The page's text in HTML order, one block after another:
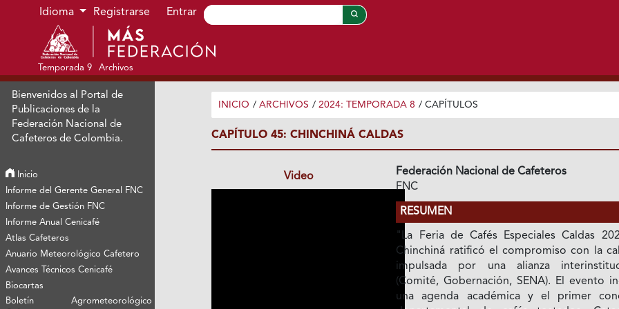
Ir al menú de navegación principal
Ir al contenido principal
Ir al pie de página del sitio
Idioma Registrarse Entrar
Temporada 9 Archivos
Bienvenidos al Portal de
Publicaciones de la
Federación Nacional de
Cafeteros de Colombia.
Inicio
Informe del Gerente General FNC
Informe de Gestión FNC
Informe Anual Cenicafé
Atlas Cafeteros
Anuario Meteorológico Cafetero
Avances Técnicos Cenicafé
Biocartas
Boletín Agrometeorológico
INICIO / ARCHIVOS / 2024: TEMPORADA 8 / CAPÍTULOS
CAPÍTULO 45: CHINCHINÁ CALDAS
Video
Federación Nacional de Cafeteros
FNC
RESUMEN
"La Feria de Cafés Especiales Caldas
Chinchiná ratificó el compromiso con la
impulsada por una alianza
(Comité, Gobernación, SENA). El evento
una agenda académica y el primer